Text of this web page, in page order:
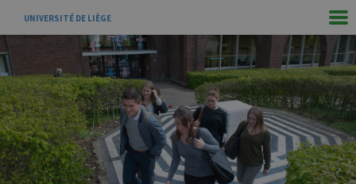
UNIVERSITÉ DE LIÈGE